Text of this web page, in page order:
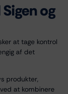
og
at tage kontrol
af det
produkter,
at kombinere